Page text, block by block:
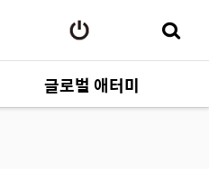
글로벌 애터미